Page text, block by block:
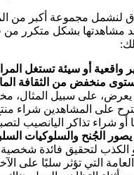
لنشمل مجموعة أكبر من
مشاهدتها بشكل متكرر
واقعية أو سيئة تستغل
منخفض من الثقافة
يعرض، على سبيل المثال،
على المشاهدين شراء
شراء تذاكر اليانصيب
الجُنح والسلوكيات
الكذب لتحقيق فائدة
التي تؤثر سلبًا على